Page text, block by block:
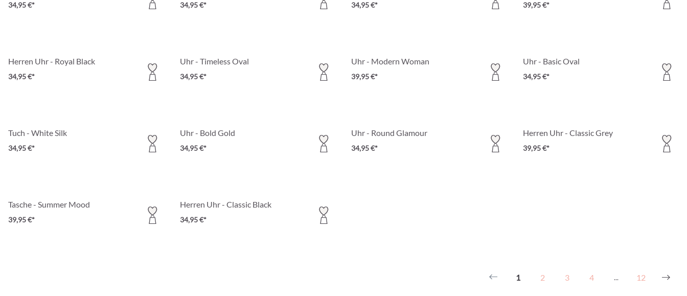
34,95 €* 34,95 €* 34,95 €* 39,95 €*
Herren Uhr - Royal Black
34,95 €*
Uhr - Timeless Oval
34,95 €*
Uhr - Modern Woman
39,95 €*
Uhr - Basic Oval
34,95 €*
Tuch - White Silk
34,95 €*
Uhr - Bold Gold
34,95 €*
Uhr - Round Glamour
34,95 €*
Herren Uhr - Classic Grey
39,95 €*
Tasche - Summer Mood
39,95 €*
Herren Uhr - Classic Black
34,95 €*
1 2 3 4 ... 12